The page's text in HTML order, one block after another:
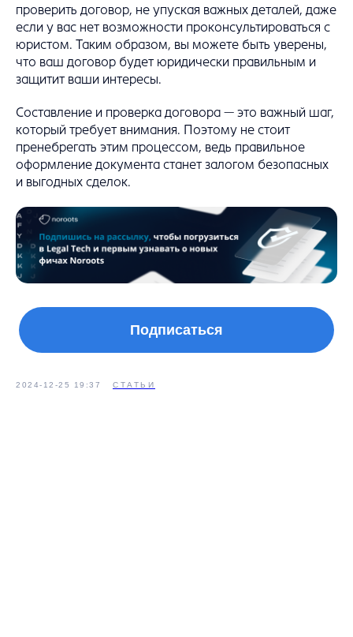
проверить договор, не упуская важных деталей, даже
если у вас нет возможности проконсультироваться с
юристом. Таким образом, вы можете быть уверены,
что ваш договор будет юридически правильным и
защитит ваши интересы.
Составление и проверка договора — это важный шаг,
который требует внимания. Поэтому не стоит
пренебрегать этим процессом, ведь правильное
оформление документа станет залогом безопасных
и выгодных сделок.
Подписаться
2024-12-25 19:37 СТАТЬИ